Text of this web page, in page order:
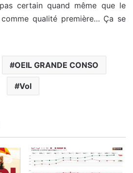
certain quand même que le
qualité première… Ça se
OEIL GRANDE CONSO
Vol